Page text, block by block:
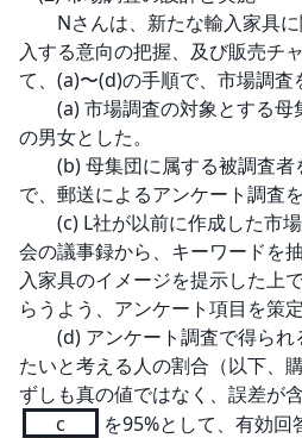
Nさんは、新たな輸入家具に
入する意向の把握、及び販売チ
て、(a)〜(d)の手順で、市場調査
(a) 市場調査の対象とする母
の男女とした。
(b) 母集団に属する被調査者
で、郵送によるアンケート調査
(c) L社が以前に作成した市場
会の議事録から、キーワードを
入家具のイメージを提示した上
らうよう、アンケート項目を策定
(d) アンケート調査で得られ
たいと考える人の割合（以下、
ずしも真の値ではなく、誤差が
c
を95%として、有効